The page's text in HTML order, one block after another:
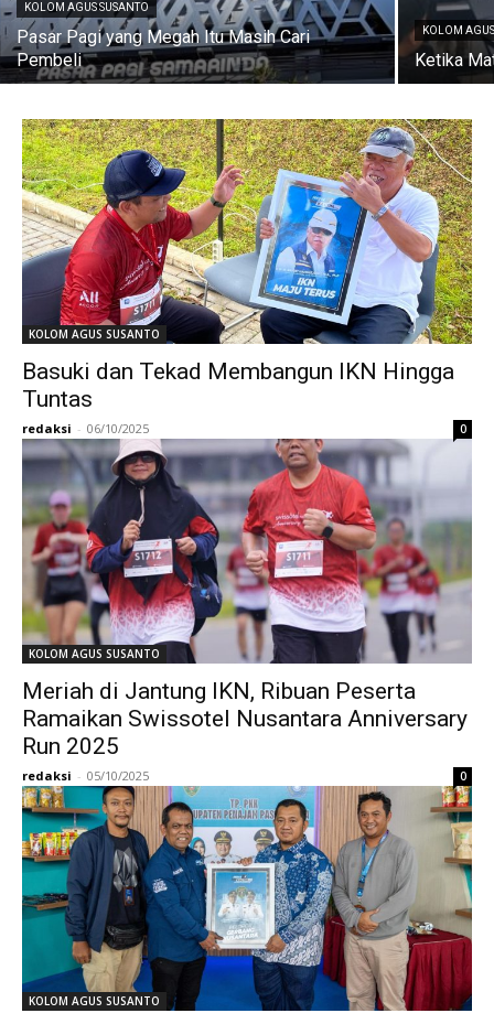
KOLOM AGUS SUSANTO
Pasar Pagi yang Megah Itu Masih Cari
Pembeli
KOLOM
Ketika
KOLOM AGUS SUSANTO
Basuki dan Tekad Membangun IKN Hingga
Tuntas
redaksi - 06/10/2025 0
KOLOM AGUS SUSANTO
Meriah di Jantung IKN, Ribuan Peserta
Ramaikan Swissotel Nusantara Anniversary
Run 2025
redaksi - 05/10/2025 0
KOLOM AGUS SUSANTO